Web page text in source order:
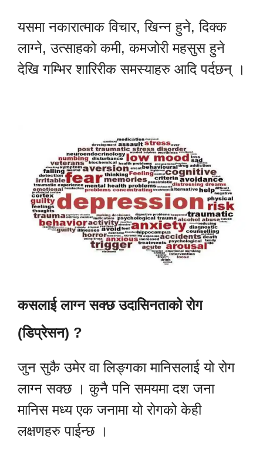
यसमा नकारात्माक विचार, खिन्न हुने, दिक्क
लाग्ने, उत्साहको कमी, कमजोरी महसुस हुने
देखि गम्भिर शारिरीक समस्याहरु आदि पर्दछन् ।
कसलाई लाग्न सक्छ उदासिनताको रोग
(डिप्रेसन) ?
जुन सुकै उमेर वा लिङ्गका मानिसलाई यो रोग
लाग्न सक्छ । कुनै पनि समयमा दश जना
मानिस मध्य एक जनामा यो रोगको केही
लक्षणहरु पाईन्छ ।